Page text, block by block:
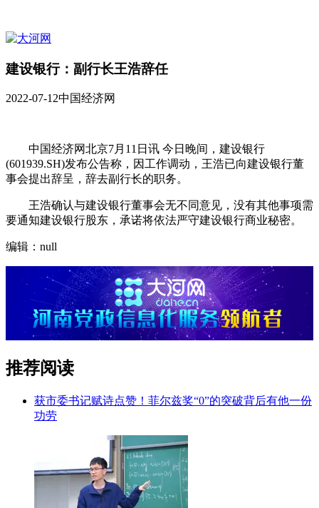
建设银行：副行长王浩辞任
2022-07-12中国经济网
中国经济网北京7月11日讯 今日晚间，建设银行
(601939.SH)发布公告称，因工作调动，王浩已向建设银行董
事会提出辞呈，辞去副行长的职务。
王浩确认与建设银行董事会无不同意见，没有其他事项需
要通知建设银行股东，承诺将依法严守建设银行商业秘密。
编辑：null
推荐阅读
获市委书记赋诗点赞！菲尔兹奖“0”的突破背后有他一份
功劳